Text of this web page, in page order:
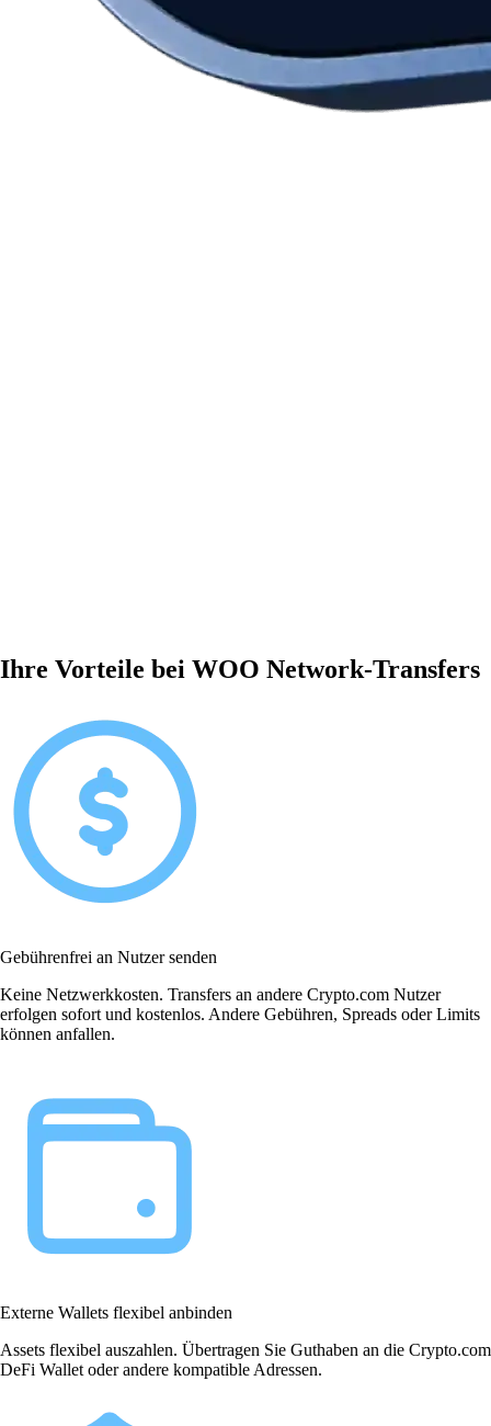
Ihre Vorteile bei WOO Network-Transfers
Gebührenfrei an Nutzer senden
Keine Netzwerkkosten. Transfers an andere Crypto.com Nutzer
erfolgen sofort und kostenlos. Andere Gebühren, Spreads oder Limits
können anfallen.
Externe Wallets flexibel anbinden
Assets flexibel auszahlen. Übertragen Sie Guthaben an die Crypto.com
DeFi Wallet oder andere kompatible Adressen.